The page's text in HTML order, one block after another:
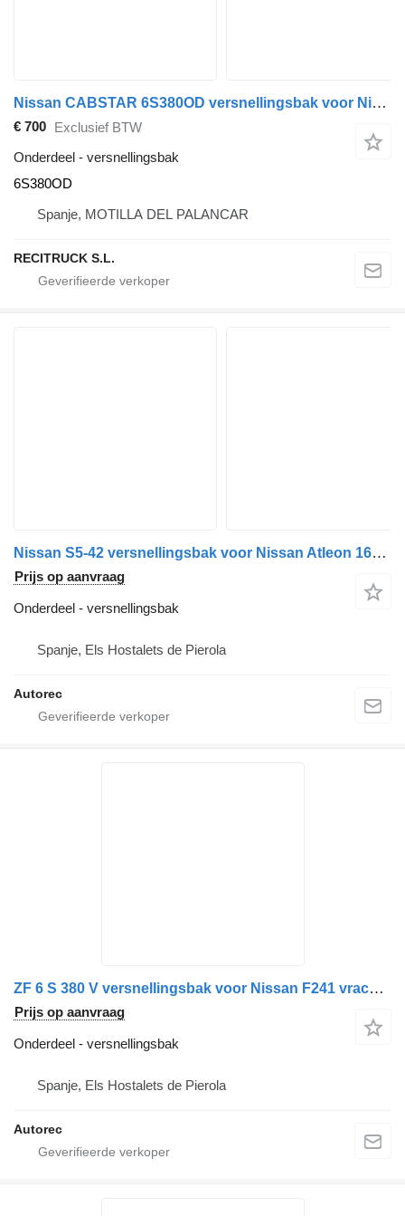
Nissan CABSTAR 6S380OD versnellingsbak voor Nissan CASBTAR vrachtwagen
€ 700 Exclusief BTW
Onderdeel - versnellingsbak
6S380OD
Spanje, MOTILLA DEL PALANCAR
RECITRUCK S.L.
Nissan S5-42 versnellingsbak voor Nissan Atleon 160.95 vrachtwagen
Prijs op aanvraag
Onderdeel - versnellingsbak
Spanje, Els Hostalets de Pierola
Autorec
ZF 6 S 380 V versnellingsbak voor Nissan F241 vrachtwagen
Prijs op aanvraag
Onderdeel - versnellingsbak
Spanje, Els Hostalets de Pierola
Autorec